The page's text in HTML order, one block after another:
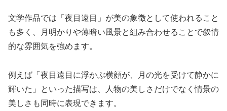
文学作品では「夜目遠目」が美の象徴として使われること
も多く、月明かりや薄暗い風景と組み合わせることで叙情
的な雰囲気を強めます。
例えば「夜目遠目に浮かぶ横顔が、月の光を受けて静かに
輝いた」といった描写は、人物の美しさだけでなく情景の
美しさも同時に表現できます。